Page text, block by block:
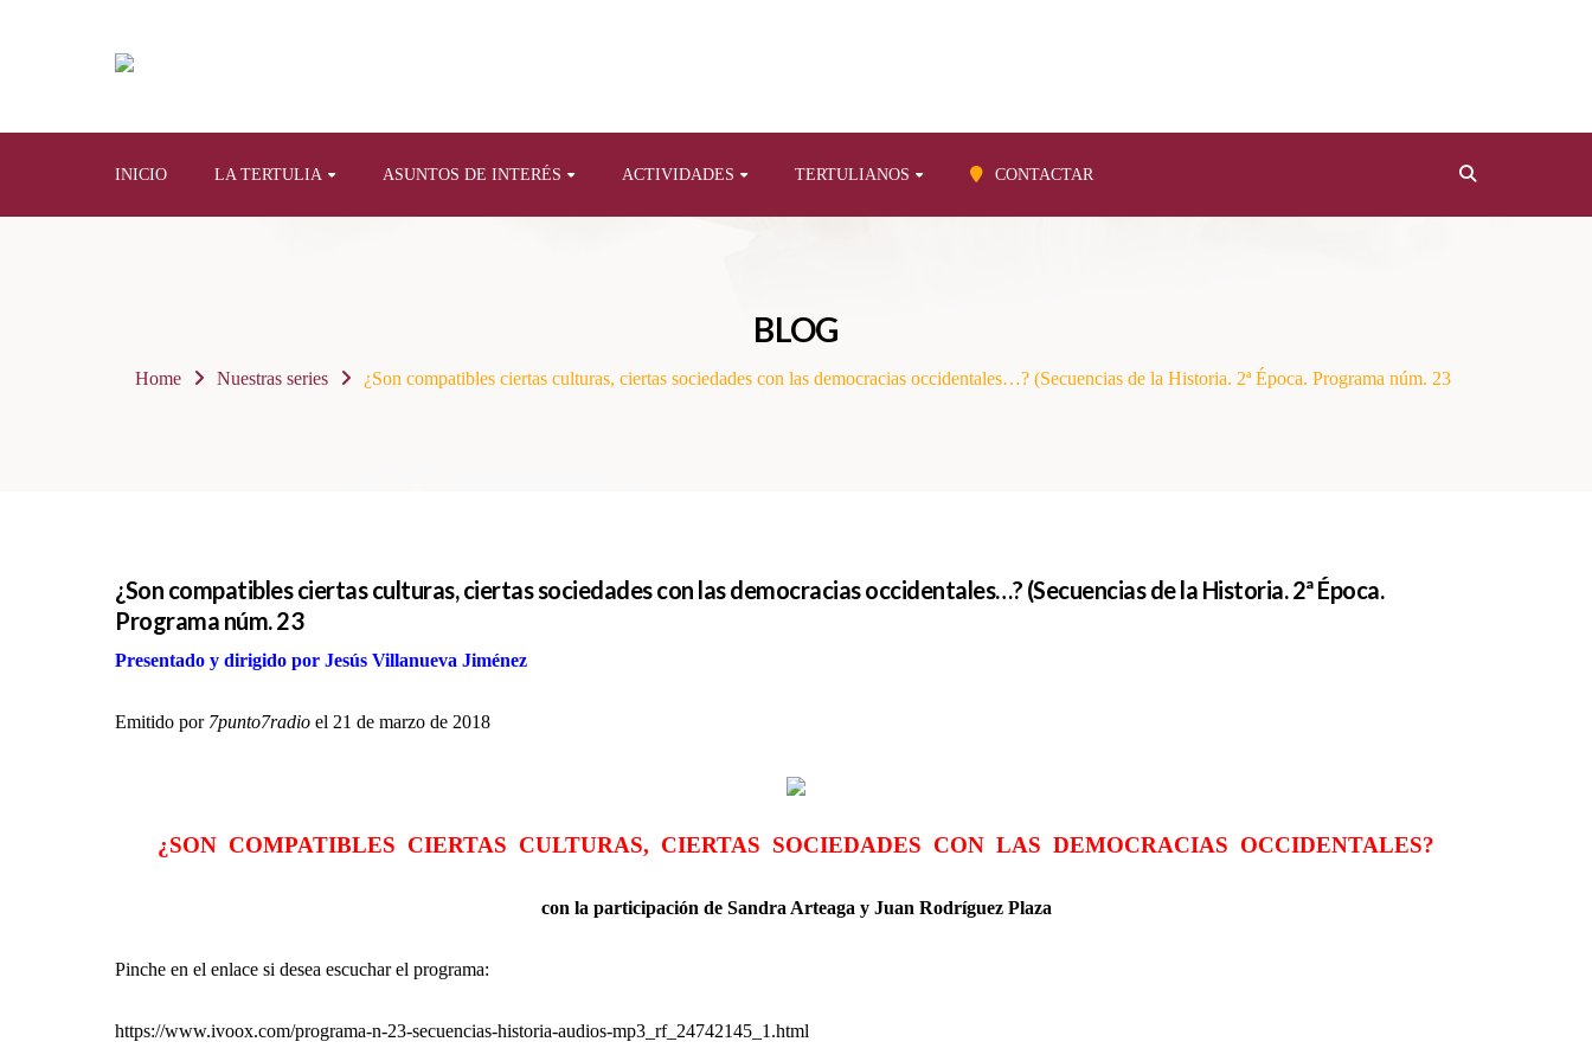
INICIO LA TERTULIA ASUNTOS DE INTERÉS ACTIVIDADES TERTULIANOS CONTACTAR
BLOG
Home Nuestras series ¿Son compatibles ciertas culturas, ciertas sociedades con las democracias occidentales…? (Secuencias de la Historia. 2ª Época. Programa núm. 23
¿Son compatibles ciertas culturas, ciertas sociedades con las democracias occidentales…? (Secuencias de la Historia. 2ª Época.
Programa núm. 23
Presentado y dirigido por Jesús Villanueva Jiménez
Emitido por 7punto7radio el 21 de marzo de 2018
¿SON COMPATIBLES CIERTAS CULTURAS, CIERTAS SOCIEDADES CON LAS DEMOCRACIAS OCCIDENTALES?
con la participación de Sandra Arteaga y Juan Rodríguez Plaza
Pinche en el enlace si desea escuchar el programa:
https://www.ivoox.com/programa-n-23-secuencias-historia-audios-mp3_rf_24742145_1.html